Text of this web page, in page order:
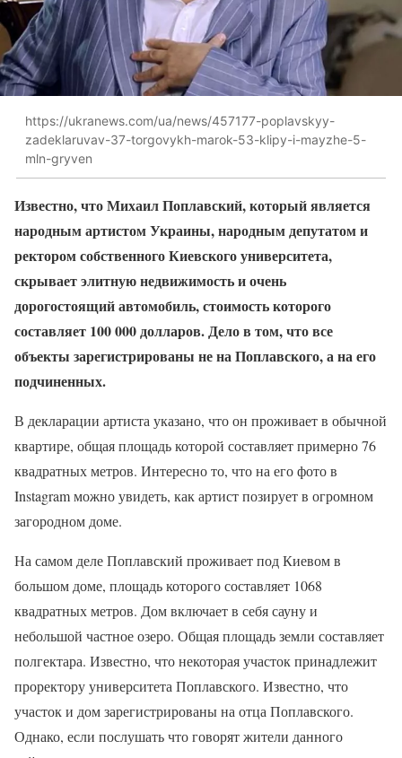
https://ukranews.com/ua/news/457177-poplavskyy-
zadeklaruvav-37-torgovykh-marok-53-klipy-i-mayzhe-5-
mln-gryven
Известно, что Михаил Поплавский, который является
народным артистом Украины, народным депутатом и
ректором собственного Киевского университета,
скрывает элитную недвижимость и очень
дорогостоящий автомобиль, стоимость которого
составляет 100 000 долларов. Дело в том, что все
объекты зарегистрированы не на Поплавского, а на его
подчиненных.
В декларации артиста указано, что он проживает в обычной
квартире, общая площадь которой составляет примерно 76
квадратных метров. Интересно то, что на его фото в
Instagram можно увидеть, как артист позирует в огромном
загородном доме.
На самом деле Поплавский проживает под Киевом в
большом доме, площадь которого составляет 1068
квадратных метров. Дом включает в себя сауну и
небольшой частное озеро. Общая площадь земли составляет
полгектара. Известно, что некоторая участок принадлежит
проректору университета Поплавского. Известно, что
участок и дом зарегистрированы на отца Поплавского.
Однако, если послушать что говорят жители данного